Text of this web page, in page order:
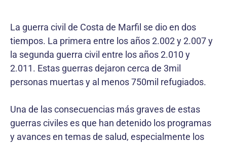
La guerra civil de Costa de Marfil se dio en dos
tiempos. La primera entre los años 2.002 y 2.007 y
la segunda guerra civil entre los años 2.010 y
2.011. Estas guerras dejaron cerca de 3mil
personas muertas y al menos 750mil refugiados.
Una de las consecuencias más graves de estas
guerras civiles es que han detenido los programas
y avances en temas de salud, especialmente los